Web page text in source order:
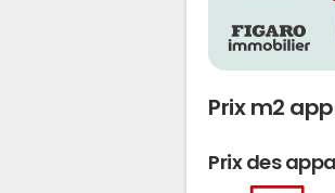
Prix m2
Prix des